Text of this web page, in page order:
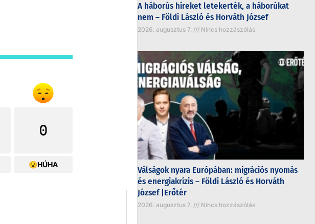
0
😮HÚHA
A háborús híreket letekerték, a háborúkat
nem – Földi László és Horváth József
2026. augusztus 7. Nincs hozzászólás
Válságok nyara Európában: migrációs nyomás
és energiakrízis – Földi László és Horváth
József |Erőtér
2026. augusztus 7. Nincs hozzászólás